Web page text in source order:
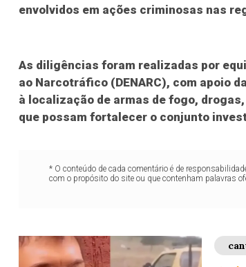
envolvidos em ações criminosas nas
As diligências foram realizadas por
ao Narcotráfico (DENARC), com apoio
à localização de armas de fogo,
que possam fortalecer o conjunto
* O conteúdo de cada comentário é de
com o propósito do site ou que contenham palavras